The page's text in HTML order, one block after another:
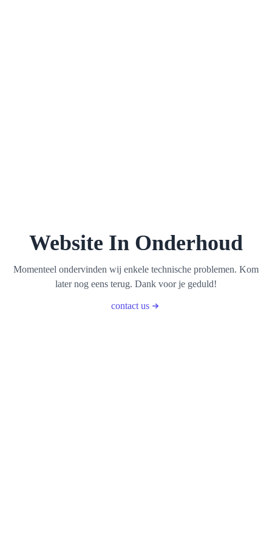
Website In Onderhoud
Momenteel ondervinden wij enkele technische problemen. Kom
later nog eens terug. Dank voor je geduld!
contact us